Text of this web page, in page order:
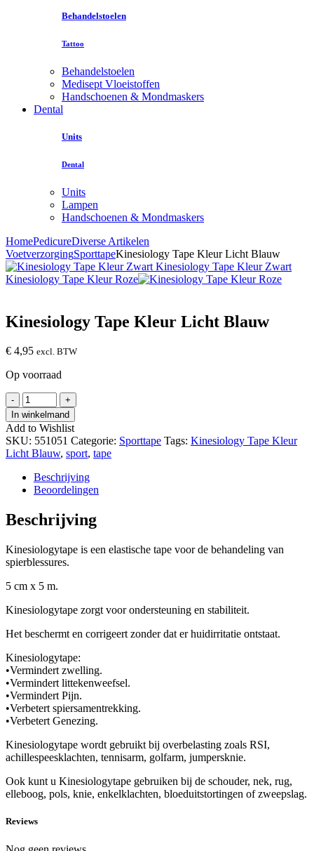
Behandelstoelen
Tattoo
Behandelstoelen
Medisept Vloeistoffen
Handschoenen & Mondmaskers
Dental
Units
Dental
Units
Lampen
Handschoenen & Mondmaskers
HomePedicureDiverse Artikelen
VoetverzorgingSporttapeKinesiology Tape Kleur Licht Blauw
Kinesiology Tape Kleur Zwart
Kinesiology Tape Kleur Roze
Kinesiology Tape Kleur Licht Blauw
€ 4,95 excl. BTW
Op voorraad
-
Kinesiology
Tape
Kleur
Licht
Blauw
hoeveelheid
+
In winkelmand
Add to Wishlist
SKU: 551051 Categorie: Sporttape Tags: Kinesiology Tape Kleur
Licht Blauw, sport, tape
Beschrijving
Beoordelingen
Beschrijving
Kinesiologytape is een elastische tape voor de behandeling van
spierblessures.
5 cm x 5 m.
Kinesiologytape zorgt voor ondersteuning en stabiliteit.
Het beschermt en corrigeert zonder dat er huidirritatie ontstaat.
Kinesiologytape:
•Vermindert zwelling.
•Vermindert littekenweefsel.
•Vermindert Pijn.
•Verbetert spiersamentrekking.
•Verbetert Genezing.
Kinesiologytape wordt gebruikt bij overbelasting zoals RSI,
achillespeesklachten, tennisarm, golfarm, jumpersknie.
Ook kunt u Kinesiologytape gebruiken bij de schouder, nek, rug,
elleboog, pols, knie, enkelklachten, bloeduitstortingen of zweepslag.
Reviews